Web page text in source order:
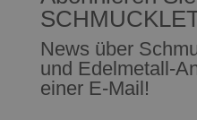
News über
und Edelmetall-
einer E-Mail!